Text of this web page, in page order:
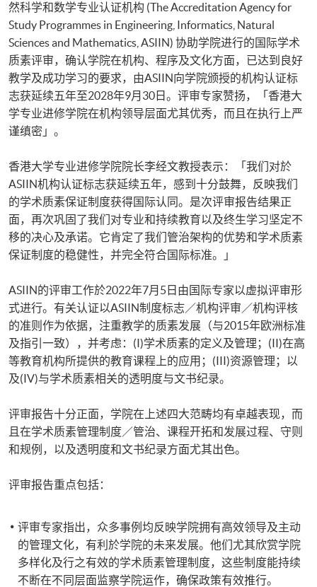
然科学和数学专业认证机构 (The Accreditation Agency for
Study Programmes in Engineering, Informatics, Natural
Sciences and Mathematics, ASIIN) 协助学院进行的国际学术
质素评审，确认学院在机构、程序及文化方面，已达到良好
教学及成功学习的要求，由ASIIN向学院颁授的机构认证标
志获延续五年至2028年9月30日。评审专家赞扬，「香港大
学专业进修学院在机构领导层面尤其优秀，而且在执行上严
谨缜密」。
香港大学专业进修学院院长李经文教授表示：「我们对於
ASIIN机构认证标志获延续五年，感到十分鼓舞，反映我们
的学术质素保证制度获得国际认同。是次评审报告结果正
面，再次巩固了我们对专业和持续教育以及终生学习坚定不
移的决心及承诺。它肯定了我们管治架构的优势和学术质素
保证制度的稳健性，并完全符合国际标准。」
ASIIN的评审工作於2022年7月5日由国际专家以虚拟评审形
式进行。有关认证以ASIIN制度标志／机构评审／机构评核
的准则作为依据，注重教学的质素发展（与2015年欧洲标准
及指引一致），并考虑：(I)学术质素的定义及管理；(II)在高
等教育机构所提供的教育课程上的应用；(III)资源管理；以
及(IV)与学术质素相关的透明度与文书纪录。
评审报告十分正面，学院在上述四大范畴均有卓越表现，而
且在学术质素管理制度／管治、课程开拓和发展过程、守则
和规例，以及透明度和文书纪录方面尤其出色。
评审报告重点包括：
评审专家指出，众多事例均反映学院拥有高效领导及主动
的管理文化，有利於学院的未来发展。他们尤其欣赏学院
多样化及行之有效的学术质素管理制度，这些制度能持续
不断在不同层面监察学院运作，确保政策有效推行。